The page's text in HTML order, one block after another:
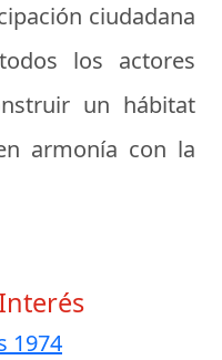
ciudadana
los actores
un hábitat
armonía con la
1974